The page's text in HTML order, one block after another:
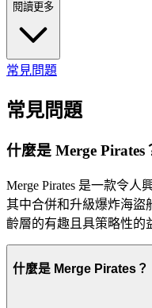
閱讀更多
常見問題
常見問題
什麼是 Merge Pirates
Merge Pirates 是一款令
其中合併和升級爆炸海盜
齡層的有趣且具策略性的
什麼是 Merge Pirates？